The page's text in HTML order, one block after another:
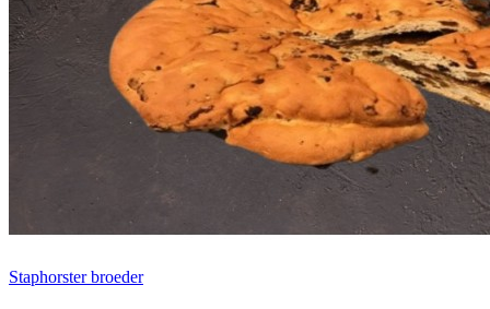
Staphorster broeder